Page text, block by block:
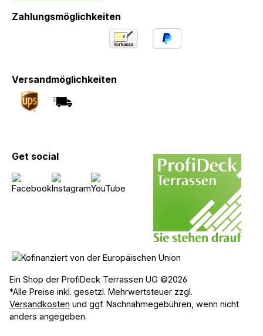
Zahlungsmöglichkeiten
Versandmöglichkeiten
Get social
Ein Shop der ProfiDeck Terrassen UG ©2026
*Alle Preise inkl. gesetzl. Mehrwertsteuer zzgl.
Versandkosten und ggf. Nachnahmegebühren, wenn nicht
anders angegeben.